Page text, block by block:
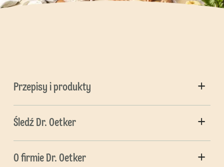
Przepisy i produkty
Śledź Dr. Oetker
O firmie Dr. Oetker